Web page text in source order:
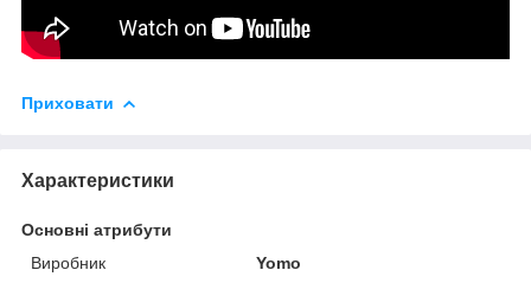
Приховати
Характеристики
Основні атрибути
Виробник
Yomo